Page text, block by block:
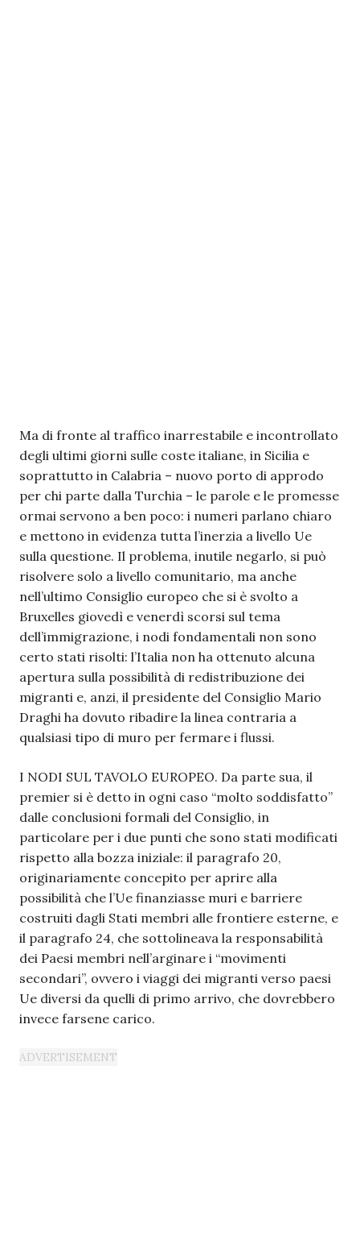
Ma di fronte al traffico inarrestabile e incontrollato
degli ultimi giorni sulle coste italiane, in Sicilia e
soprattutto in Calabria – nuovo porto di approdo
per chi parte dalla Turchia – le parole e le promesse
ormai servono a ben poco: i numeri parlano chiaro
e mettono in evidenza tutta l’inerzia a livello Ue
sulla questione. Il problema, inutile negarlo, si può
risolvere solo a livello comunitario, ma anche
nell’ultimo Consiglio europeo che si è svolto a
Bruxelles giovedì e venerdì scorsi sul tema
dell’immigrazione, i nodi fondamentali non sono
certo stati risolti: l’Italia non ha ottenuto alcuna
apertura sulla possibilità di redistribuzione dei
migranti e, anzi, il presidente del Consiglio Mario
Draghi ha dovuto ribadire la linea contraria a
qualsiasi tipo di muro per fermare i flussi.
I NODI SUL TAVOLO EUROPEO. Da parte sua, il
premier si è detto in ogni caso “molto soddisfatto”
dalle conclusioni formali del Consiglio, in
particolare per i due punti che sono stati modificati
rispetto alla bozza iniziale: il paragrafo 20,
originariamente concepito per aprire alla
possibilità che l’Ue finanziasse muri e barriere
costruiti dagli Stati membri alle frontiere esterne, e
il paragrafo 24, che sottolineava la responsabilità
dei Paesi membri nell’arginare i “movimenti
secondari”, ovvero i viaggi dei migranti verso paesi
Ue diversi da quelli di primo arrivo, che dovrebbero
invece farsene carico.